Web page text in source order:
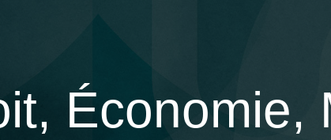
Économie,